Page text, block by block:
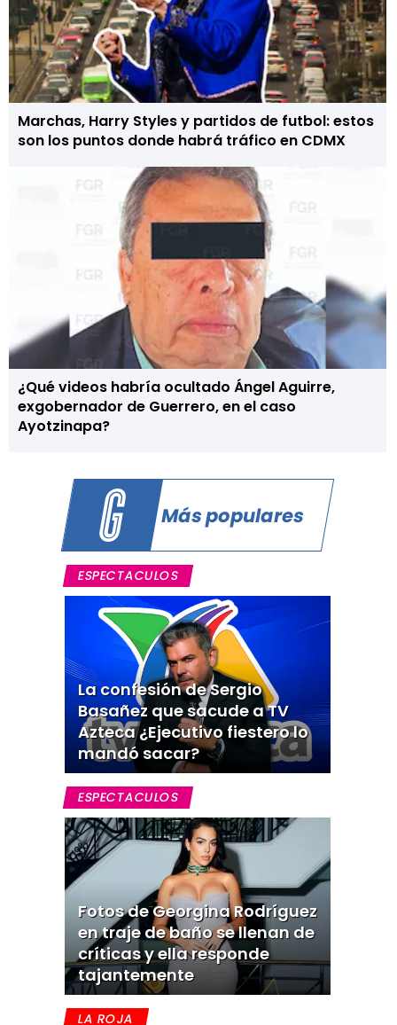
Marchas, Harry Styles y partidos de futbol: estos
son los puntos donde habrá tráfico en CDMX
¿Qué videos habría ocultado Ángel Aguirre,
exgobernador de Guerrero, en el caso
Ayotzinapa?
Más populares
ESPECTACULOS
La confesión de Sergio
Basañez que sacude a TV
Azteca ¿Ejecutivo fiestero lo
mandó sacar?
ESPECTACULOS
Fotos de Georgina Rodríguez
en traje de baño se llenan de
críticas y ella responde
tajantemente
LA ROJA